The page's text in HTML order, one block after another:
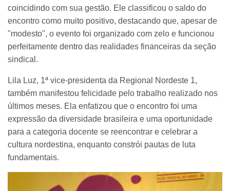
coincidindo com sua gestão. Ele classificou o saldo do
encontro como muito positivo, destacando que, apesar de
"modesto", o evento foi organizado com zelo e funcionou
perfeitamente dentro das realidades financeiras da seção
sindical.
Lila Luz, 1ª vice-presidenta da Regional Nordeste 1,
também manifestou felicidade pelo trabalho realizado nos
últimos meses. Ela enfatizou que o encontro foi uma
expressão da diversidade brasileira e uma oportunidade
para a categoria docente se reencontrar e celebrar a
cultura nordestina, enquanto constrói pautas de luta
fundamentais.